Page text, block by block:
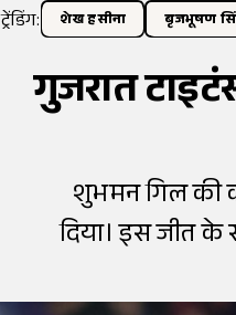
ट्रेंडिंग: शेख हसीना बृजभूषण
गुजरात
शुभमन गिल की
दिया। इस जीत